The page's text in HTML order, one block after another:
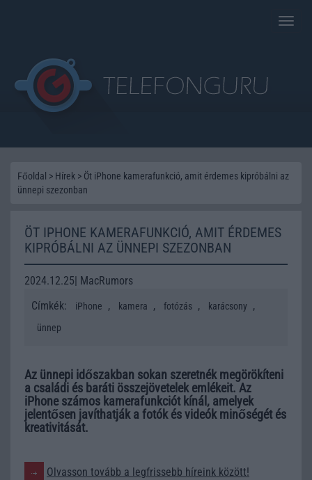
Toggle
Főoldal > Hírek > Öt iPhone kamerafunkció, amit érdemes kipróbálni az
ünnepi szezonban
ÖT IPHONE KAMERAFUNKCIÓ, AMIT ÉRDEMES
KIPRÓBÁLNI AZ ÜNNEPI SZEZONBAN
2024.12.25| MacRumors
Címkék:
iPhone , kamera , fotózás , karácsony ,
ünnep
Az ünnepi időszakban sokan szeretnék megörökíteni
a családi és baráti összejövetelek emlékeit. Az
iPhone számos kamerafunkciót kínál, amelyek
jelentősen javíthatják a fotók és videók minőségét és
kreativitását.
Olvasson tovább a legfrissebb híreink között!